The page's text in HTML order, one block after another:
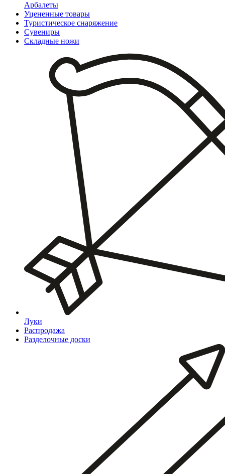
Арбалеты
Уцененные товары
Туристическое снаряжение
Сувениры
Складные ножи
Луки
Распродажа
Разделочные доски